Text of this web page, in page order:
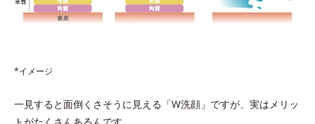
*イメージ
一見すると面倒くさそうに見える「W洗顔」ですが、実はメリッ